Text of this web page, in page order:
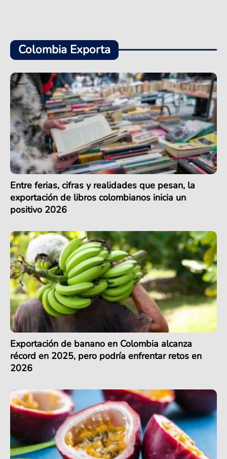
Colombia Exporta
Entre ferias, cifras y realidades que pesan, la
exportación de libros colombianos inicia un
positivo 2026
Exportación de banano en Colombia alcanza
récord en 2025, pero podría enfrentar retos en
2026